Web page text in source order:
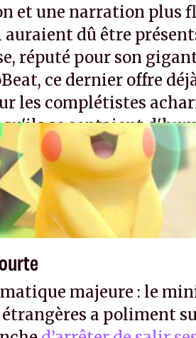
et une narration plus
auraient dû être
réputé pour son
ce dernier offre
les complétistes
se sentaient
généreuse.ER.
majeure : le
étrangères a poliment